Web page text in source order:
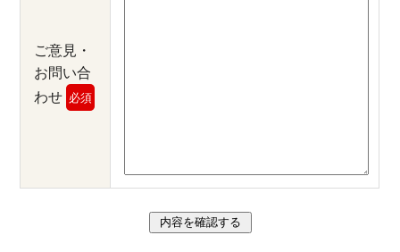
ご意見・
お問い合
わせ 必須